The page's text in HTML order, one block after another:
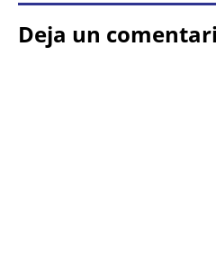
Deja un